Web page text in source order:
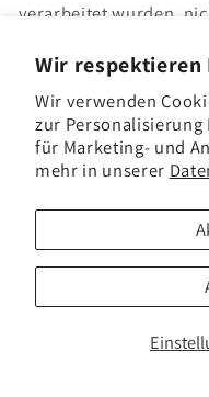
Wir
Wir verwenden
zur Personalisierung
für Marketing- und
mehr in unserer
verarbeitet wurden,
In
Informationen zu
Ergänzungen
ausgewählten
E-Mail